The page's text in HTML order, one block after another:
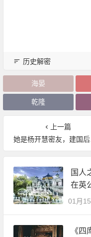
历史解密
海晏
乾隆
上一篇
她是杨开慧密友，建国后请求上天安门观礼，毛主席答：可能不行
国人
在英
01月
《